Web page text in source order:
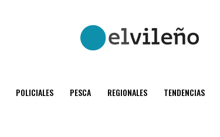
POLICIALES PESCA REGIONALES TENDENCIAS